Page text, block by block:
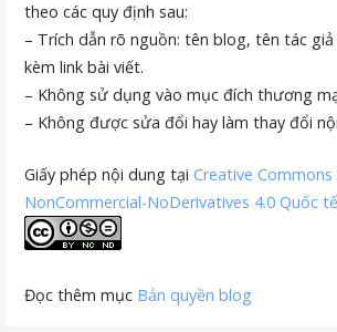
theo các quy định sau:
– Trích dẫn rõ nguồn: tên blog, tên tác
kèm link bài viết.
– Không sử dụng vào mục đích thương
– Không được sửa đổi hay làm thay đổi
Giấy phép nội dung tạiCreative
NonCommercial-NoDerivatives 4.0 Quốc tế
Đọc thêm mục Bản quyền blog